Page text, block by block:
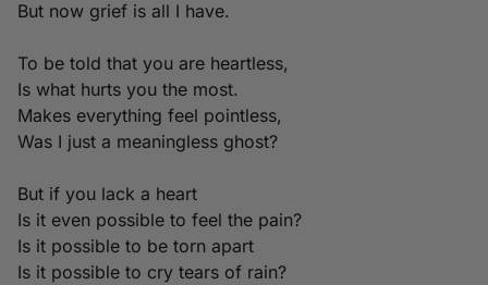
But now grief is all I have.
To be told that you are heartless,
Is what hurts you the most.
Makes everything feel pointless,
Was I just a meaningless ghost?
But if you lack a heart
Is it even possible to feel the pain?
Is it possible to be torn apart
Is it possible to cry tears of rain?